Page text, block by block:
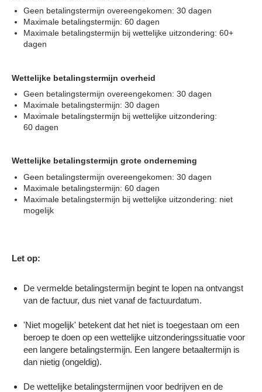
Geen betalingstermijn overeengekomen: 30 dagen
Maximale betalingstermijn: 60 dagen
Maximale betalingstermijn bij wettelijke uitzondering: 60+
dagen
Wettelijke betalingstermijn overheid
Geen betalingstermijn overeengekomen: 30 dagen
Maximale betalingstermijn: 30 dagen
Maximale betalingstermijn bij wettelijke uitzondering:
60 dagen
Wettelijke betalingstermijn grote onderneming
Geen betalingstermijn overeengekomen: 30 dagen
Maximale betalingstermijn: 60 dagen
Maximale betalingstermijn bij wettelijke uitzondering: niet
mogelijk
Let op:
De vermelde betalingstermijn begint te lopen na ontvangst
van de factuur, dus niet vanaf de factuurdatum.
'Niet mogelijk' betekent dat het niet is toegestaan om een
beroep te doen op een wettelijke uitzonderingssituatie voor
een langere betalingstermijn. Een langere betaaltermijn is
dan nietig (ongeldig).
De wettelijke betalingstermijnen voor bedrijven en de